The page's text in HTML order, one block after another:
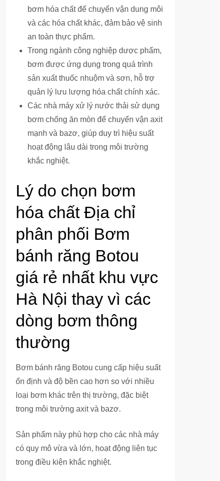
bơm hóa chất để chuyển vận dung môi
và các hóa chất khác, đảm bảo vệ sinh
an toàn thực phẩm.
Trong ngành công nghiệp dược phẩm,
bơm được ứng dụng trong quá trình
sản xuất thuốc nhuộm và sơn, hỗ trợ
quản lý lưu lượng hóa chất chính xác.
Các nhà máy xử lý nước thải sử dụng
bơm chống ăn mòn để chuyển vận axit
mạnh và bazơ, giúp duy trì hiệu suất
hoạt động lâu dài trong môi trường
khắc nghiệt.
Lý do chọn bơm
hóa chất Địa chỉ
phân phối Bơm
bánh răng Botou
giá rẻ nhất khu vực
Hà Nội thay vì các
dòng bơm thông
thường
Bơm bánh răng Botou cung cấp hiệu suất
ổn định và độ bền cao hơn so với nhiều
loại bơm khác trên thị trường, đặc biệt
trong môi trường axit và bazơ.
Sản phẩm này phù hợp cho các nhà máy
có quy mô vừa và lớn, hoạt động liên tục
trong điều kiện khắc nghiệt.